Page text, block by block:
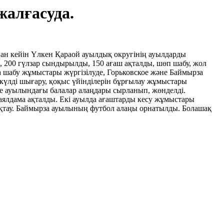
кейін Үлкен Қараой ауылдық округінің ауылдарды
200 гүлзар сындырылды, 150 ағаш ақталды, шөп шабу, жол
жұмыстары жүргізілуде, Горьковское және Баймырза
шығару, қоқыс үйінділерін бұрғылау жұмыстары
ауылындағы балалар алаңдары сырланып, жөнделді.
ақталды. Екі ауылда ағаштарды кесу жұмыстары
Баймырза ауылының футбол алаңы орнатылды. Болашақ